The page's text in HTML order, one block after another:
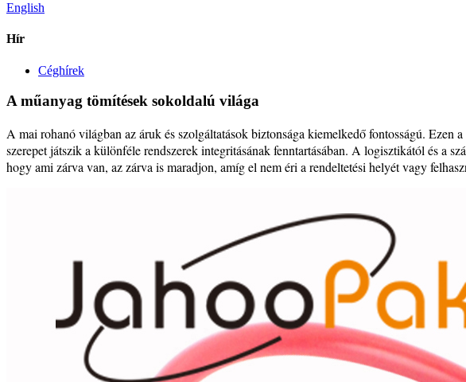
English
Hír
Céghírek
A műanyag tömítések sokoldalú világa
A mai rohanó világban az áruk és szolgáltatások biztonsága kiemelkedő fontosságú. Ezen
szerepet játszik a különféle rendszerek integritásának fenntartásában. A logisztikától és a
hogy ami zárva van, az zárva is maradjon, amíg el nem éri a rendeltetési helyét vagy